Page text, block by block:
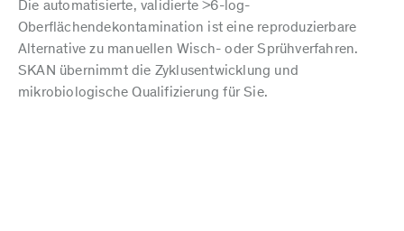
Die automatisierte, validierte >6-log-
Oberflächendekontamination ist eine reproduzierbare
Alternative zu manuellen Wisch- oder Sprühverfahren.
SKAN übernimmt die Zyklusentwicklung und
mikrobiologische Qualifizierung für Sie.